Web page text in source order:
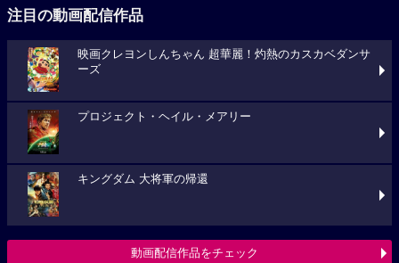
注目の動画配信作品
映画クレヨンしんちゃん 超華麗！灼熱のカスカベダンサ
ーズ
プロジェクト・ヘイル・メアリー
キングダム 大将軍の帰還
動画配信作品をチェック